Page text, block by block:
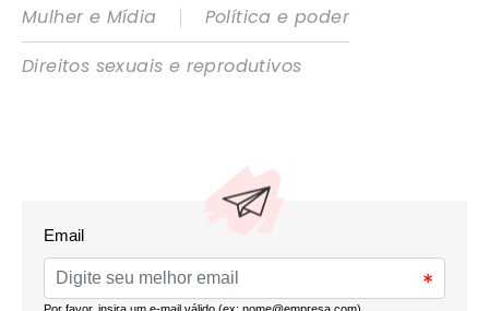
Mulher e Mídia
|
Política e poder
Direitos sexuais e reprodutivos